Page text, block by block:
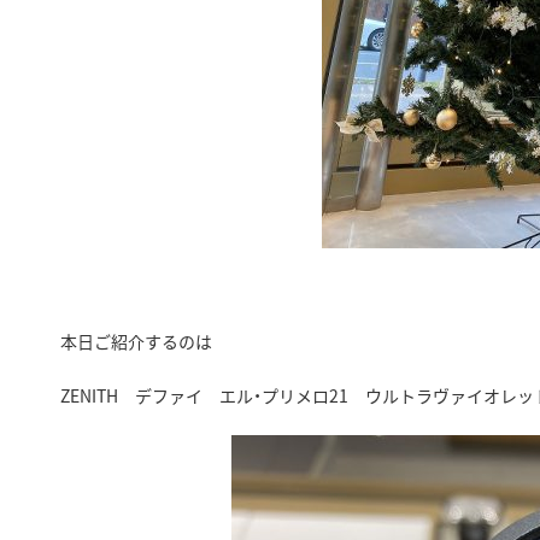
本日ご紹介するのは
ZENITH デファイ エル・プリメロ21 ウルトラヴァイオレッ